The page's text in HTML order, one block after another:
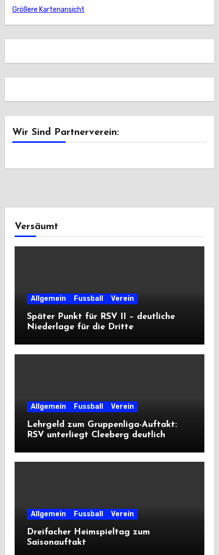
Größere Kartenansicht
Wir Sind Partnerverein:
Versäumt
Allgemein Fussball Verein
Später Punkt für RSV II – deutliche
Niederlage für die Dritte
Allgemein Fussball Verein
Lehrgeld zum Gruppenliga-Auftakt:
RSV unterliegt Cleeberg deutlich
Allgemein Fussball Verein
Dreifacher Heimspieltag zum
Saisonauftakt